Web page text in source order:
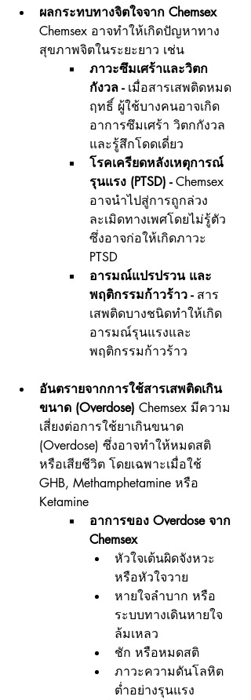
ผลกระทบทางจิตใจจาก Chemsex
Chemsex อาจทำให้เกิดปัญหาทาง
สุขภาพจิตในระยะยาว เช่น
ภาวะซึมเศร้าและวิตก
กังวล - เมื่อสารเสพติดหมด
ฤทธิ์ ผู้ใช้บางคนอาจเกิด
อาการซึมเศร้า วิตกกังวล
และรู้สึกโดดเดี่ยว
โรคเครียดหลังเหตุการณ์
รุนแรง (PTSD) - Chemsex
อาจนำไปสู่การถูกล่วง
ละเมิดทางเพศโดยไม่รู้ตัว
ซึ่งอาจก่อให้เกิดภาวะ
PTSD
อารมณ์แปรปรวน และ
พฤติกรรมก้าวร้าว - สาร
เสพติดบางชนิดทำให้เกิด
อารมณ์รุนแรงและ
พฤติกรรมก้าวร้าว
อันตรายจากการใช้สารเสพติดเกิน
ขนาด (Overdose) Chemsex มีความ
เสี่ยงต่อการใช้ยาเกินขนาด
(Overdose) ซึ่งอาจทำให้หมดสติ
หรือเสียชีวิต โดยเฉพาะเมื่อใช้
GHB, Methamphetamine หรือ
Ketamine
อาการของ Overdose จาก
Chemsex
หัวใจเต้นผิดจังหวะ
หรือหัวใจวาย
หายใจลำบาก หรือ
ระบบทางเดินหายใจ
ล้มเหลว
ชัก หรือหมดสติ
ภาวะความดันโลหิต
ต่ำอย่างรุนแรง